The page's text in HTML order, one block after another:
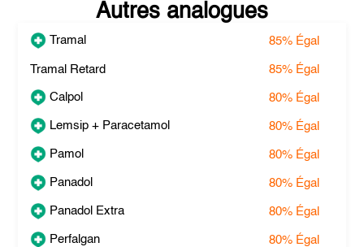
Autres analogues
Tramal 85% Égal
Tramal Retard 85% Égal
Calpol 80% Égal
Lemsip + Paracetamol 80% Égal
Pamol 80% Égal
Panadol 80% Égal
Panadol Extra 80% Égal
Perfalgan 80% Égal